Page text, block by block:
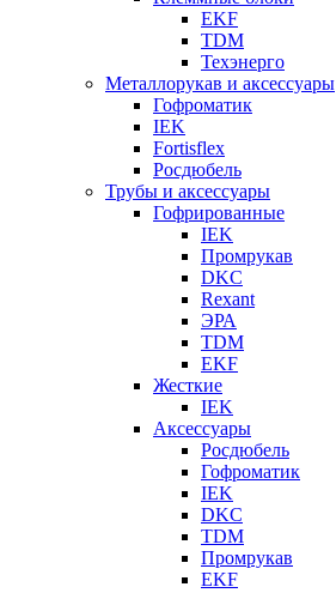
EKF
TDM
Техэнерго
Металлорукав и аксессуары
Гофроматик
IEK
Fortisflex
Росдюбель
Трубы и аксессуары
Гофрированные
IEK
Промрукав
DKC
Rexant
ЭРА
TDM
EKF
Жесткие
IEK
Аксессуары
Росдюбель
Гофроматик
IEK
DKC
TDM
Промрукав
EKF